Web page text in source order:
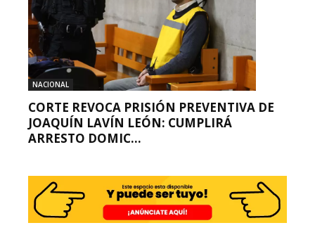
NACIONAL
CORTE REVOCA PRISIÓN PREVENTIVA DE
JOAQUÍN LAVÍN LEÓN: CUMPLIRÁ
ARRESTO DOMIC...